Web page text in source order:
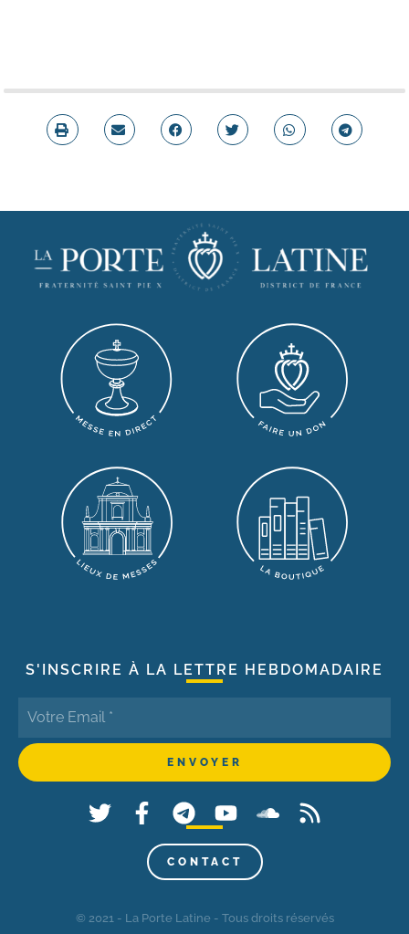
S'INSCRIRE À LA LETTRE HEBDOMADAIRE
CONTACT
© 2021 - La Porte Latine - Tous droits réservés